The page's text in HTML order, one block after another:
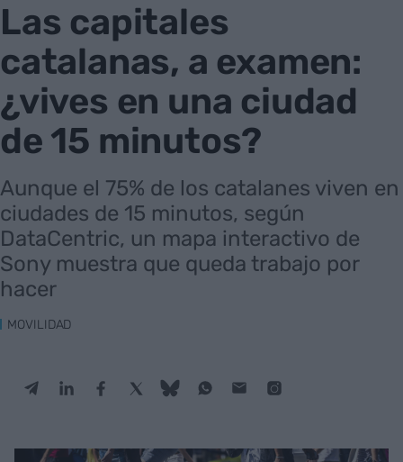
Las capitales
catalanas, a examen:
¿vives en una ciudad
de 15 minutos?
Aunque el 75% de los catalanes viven en
ciudades de 15 minutos, según
DataCentric, un mapa interactivo de
Sony muestra que queda trabajo por
hacer
MOVILIDAD